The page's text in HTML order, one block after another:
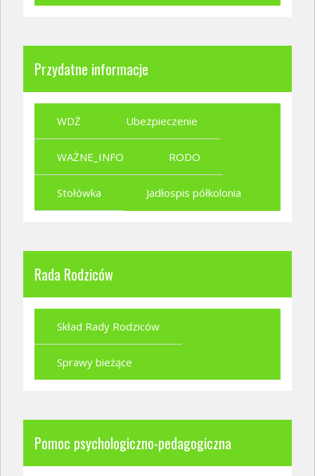
Przydatne informacje
WDŻ Ubezpieczenie
WAŻNE_INFO RODO
Stołówka Jadłospis półkolonia
Rada Rodziców
Skład Rady Rodziców
Sprawy bieżące
Pomoc psychologiczno-pedagogiczna